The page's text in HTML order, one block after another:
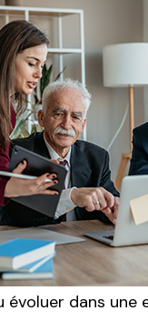
évoluer dans